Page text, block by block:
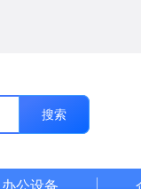
搜索
办公设备